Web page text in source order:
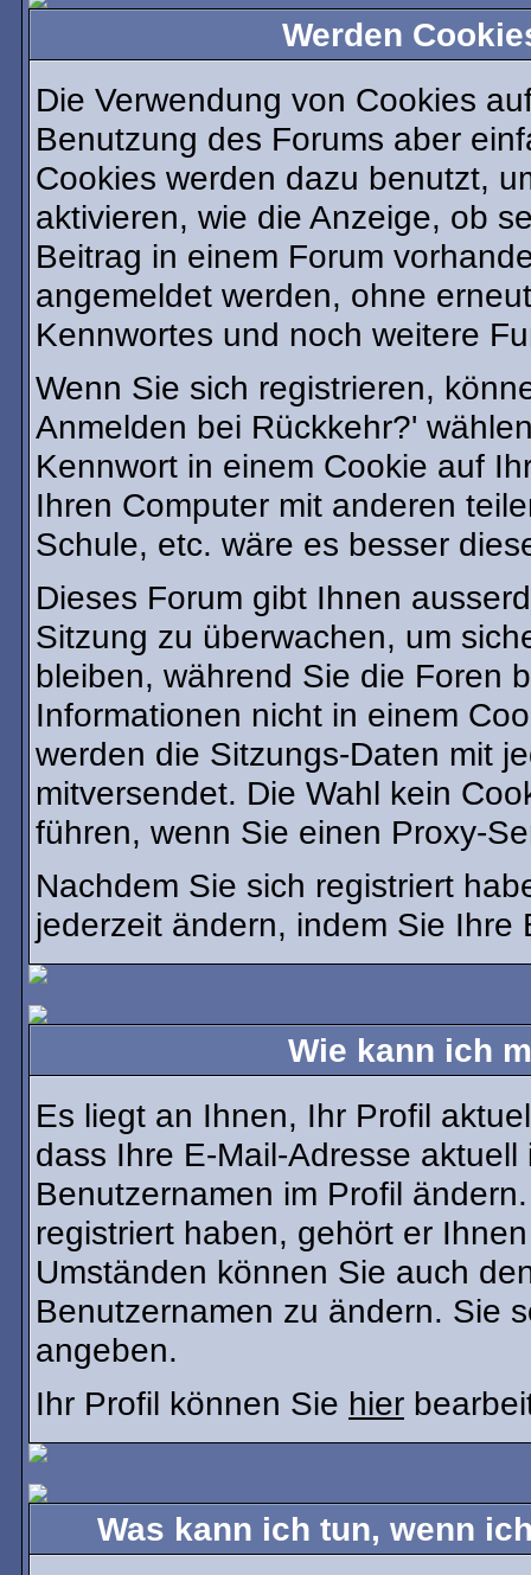
Werden
Die Verwendung von Cookies
Benutzung des Forums aber
Cookies werden dazu benutzt,
aktivieren, wie die Anzeige, ob
Beitrag in einem Forum
angemeldet werden, ohne
Kennwortes und noch weitere
Wenn Sie sich registrieren,
Anmelden bei Rückkehr?'
Kennwort in einem Cookie auf
Ihren Computer mit anderen
Schule, etc. wäre es besser
Dieses Forum gibt Ihnen
Sitzung zu überwachen, um
bleiben, während Sie die Foren
Informationen nicht in einem
werden die Sitzungs-Daten mit
mitversendet. Die Wahl kein
führen, wenn Sie einen Proxy-
Nachdem Sie sich registriert
jederzeit ändern, indem Sie
Wie kann ich
Es liegt an Ihnen, Ihr Profil
dass Ihre E-Mail-Adresse
Benutzernamen im Profil
registriert haben, gehört er
Umständen können Sie auch
Benutzernamen zu ändern. Sie
angeben.
Ihr Profil können Sie hier
Was kann ich tun, wenn